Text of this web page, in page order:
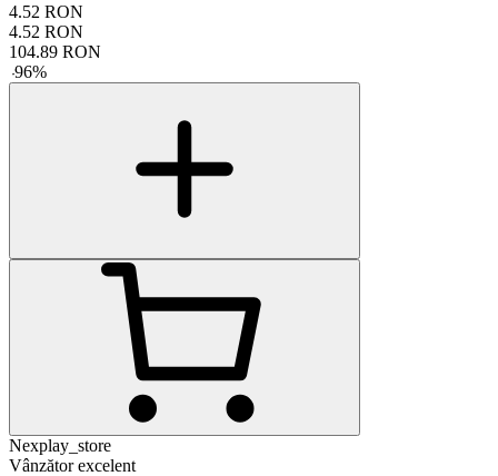
4.52 RON
4.52 RON
104.89 RON
-96%
Nexplay_store
Vânzător excelent